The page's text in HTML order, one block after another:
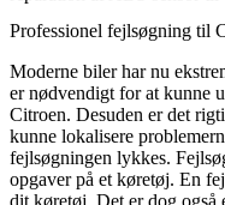
Professionel fejlsøgning til
Moderne biler har nu
er nødvendigt for at kunne
Citroen. Desuden er det
kunne lokalisere
fejlsøgningen lykkes.
opgaver på et køretøj. En
dit køretøj. Det er dog også